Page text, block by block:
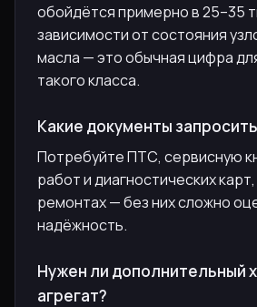
обойдётся примерно в 25–35
зависимости от состояния
масла — это обычная цифра
такого класса.
Какие документы
Потребуйте ПТС, сервисную
работ и диагностических
ремонтах — без них сложно
надёжность.
Нужен ли дополнительный
агрегат?